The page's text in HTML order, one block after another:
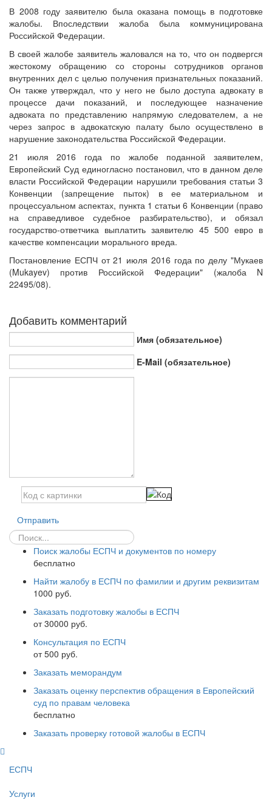
В 2008 году заявителю была оказана помощь в подготовке
жалобы. Впоследствии жалоба была коммуницирована
Российской Федерации.
В своей жалобе заявитель жаловался на то, что он подвергся
жестокому обращению со стороны сотрудников органов
внутренних дел с целью получения признательных показаний.
Он также утверждал, что у него не было доступа адвокату в
процессе дачи показаний, и последующее назначение
адвоката по представлению напрямую следователем, а не
через запрос в адвокатскую палату было осуществлено в
нарушение законодательства Российской Федерации.
21 июля 2016 года по жалобе поданной заявителем,
Европейский Суд единогласно постановил, что в данном деле
власти Российской Федерации нарушили требования статьи 3
Конвенции (запрещение пыток) в ее материальном и
процессуальном аспектах, пункта 1 статьи 6 Конвенции (право
на справедливое судебное разбирательство), и обязал
государство-ответчика выплатить заявителю 45 500 евро в
качестве компенсации морального вреда.
Постановление ЕСПЧ от 21 июля 2016 года по делу "Мукаев
(Mukayev) против Российской Федерации" (жалоба N
22495/08).
Добавить комментарий
Имя (обязательное)
E-Mail (обязательное)
Отправить
Поиск жалобы ЕСПЧ и документов по номеру
бесплатно
Найти жалобу в ЕСПЧ по фамилии и другим реквизитам
1000 руб.
Заказать подготовку жалобы в ЕСПЧ
от 30000 руб.
Консультация по ЕСПЧ
от 500 руб.
Заказать меморандум
Заказать оценку перспектив обращения в Европейский
суд по правам человека
бесплатно
Заказать проверку готовой жалобы в ЕСПЧ
ЕСПЧ
Услуги